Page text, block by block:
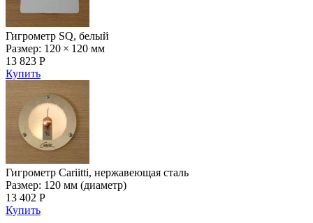
Гигрометр SQ, белый
Размер: 120 × 120 мм
13 823 Р
Купить
Гигрометр Cariitti, нержавеющая сталь
Размер: 120 мм (диаметр)
13 402 Р
Купить